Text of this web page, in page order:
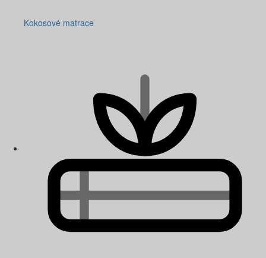
Kokosové matrace